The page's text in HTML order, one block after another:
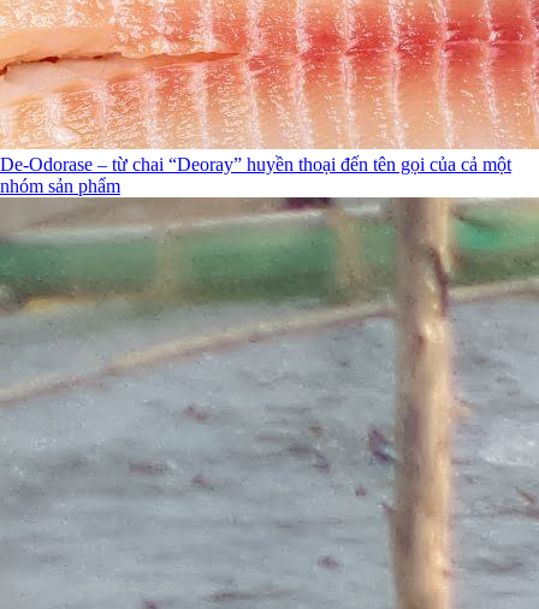
De-Odorase – từ chai “Deoray” huyền thoại đến tên gọi của cả một
nhóm sản phẩm